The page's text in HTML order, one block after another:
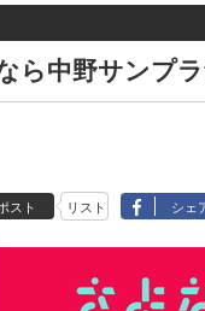
ら中野サンプ
スト リスト シェ